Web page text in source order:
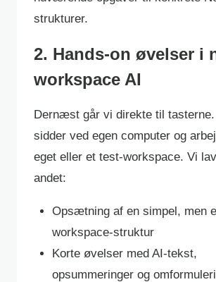
strukturer.
2. Hands-on øvelser i
workspace AI
Dernæst går vi direkte til tasterne.
sidder ved egen computer og
eget eller et test-workspace. Vi
andet:
Opsætning af en simpel, men
workspace-struktur
Korte øvelser med AI-tekst,
opsummeringer og